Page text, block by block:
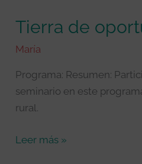
Tierra de
María
Programa: Resumen:
seminario en este
rural.
oportunidades
Leer más »